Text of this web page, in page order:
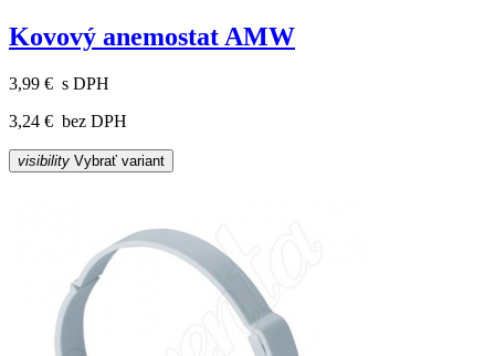
Kovový anemostat AMW
3,99 € s DPH
3,24 € bez DPH
visibility Vybrať variant